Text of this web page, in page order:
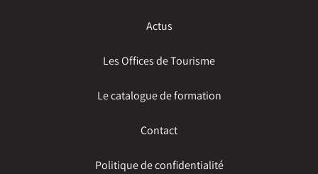
Actus
Les Offices de Tourisme
Le catalogue de formation
Contact
Politique de confidentialité